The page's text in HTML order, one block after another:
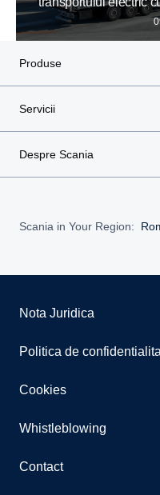
Produse
Servicii
Despre Scania
Scania in Your Region:
Nota Juridica
Politica de
Cookies
Whistleblowing
Contact